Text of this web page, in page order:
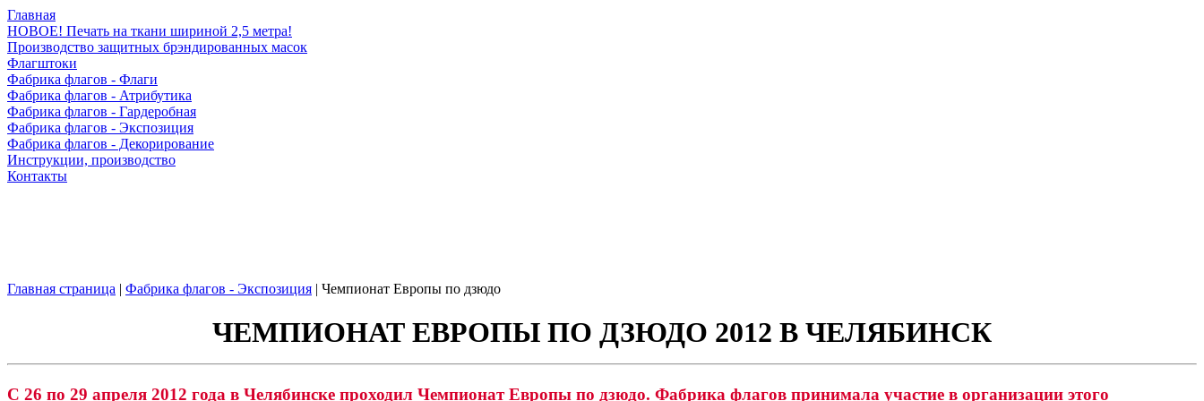
Главная
НОВОЕ! Печать на ткани шириной 2,5 метра!
Производство защитных брэндированных масок
Флагштоки
Фабрика флагов - Флаги
Фабрика флагов - Атрибутика
Фабрика флагов - Гардеробная
Фабрика флагов - Экспозиция
Фабрика флагов - Декорирование
Инструкции, производство
Контакты
Главная страница | Фабрика флагов - Экспозиция | Чемпионат Европы по дзюдо
ЧЕМПИОНАТ ЕВРОПЫ ПО ДЗЮДО 2012 В ЧЕЛЯБИНСК
С 26 по 29 апреля 2012 года в Челябинске проходил Чемпионат Европы по дзюдо. Фабрика флагов принимала участие в организации этого